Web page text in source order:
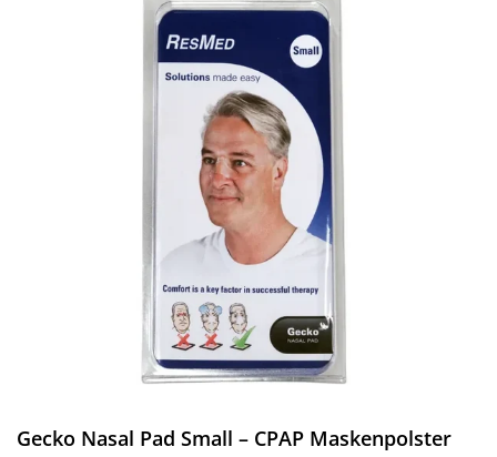
Gecko Nasal Pad Small – CPAP Maskenpolster